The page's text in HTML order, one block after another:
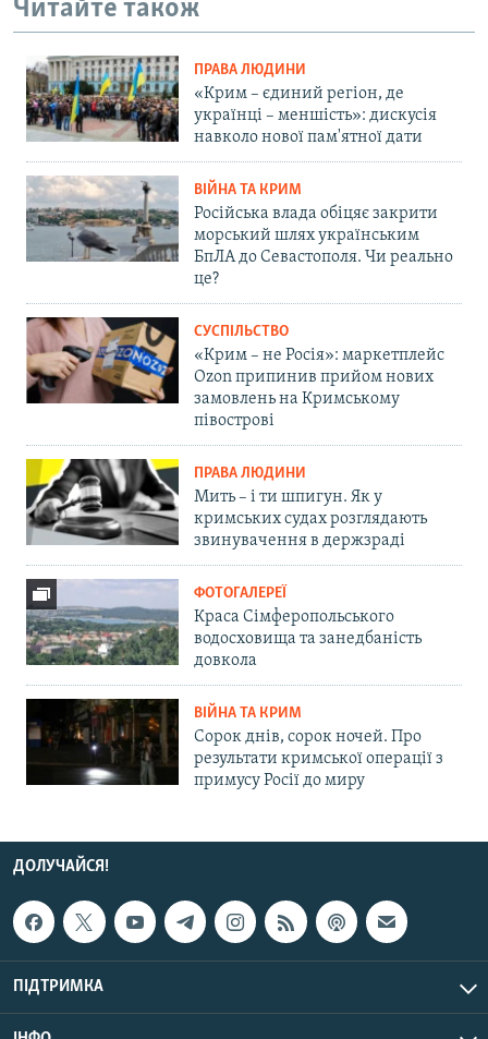
Читайте також
ПРАВА ЛЮДИНИ
«Крим – єдиний регіон, де
українці – меншість»: дискусія
навколо нової пам'ятної дати
ВІЙНА ТА КРИМ
Російська влада обіцяє закрити
морський шлях українським
БпЛА до Севастополя. Чи реально
це?
СУСПІЛЬСТВО
«Крим – не Росія»: маркетплейс
Ozon припинив прийом нових
замовлень на Кримському
півострові
ПРАВА ЛЮДИНИ
Мить – і ти шпигун. Як у
кримських судах розглядають
звинувачення в держзраді
ФОТОГАЛЕРЕЇ
Краса Сімферопольського
водосховища та занедбаність
довкола
ВІЙНА ТА КРИМ
Сорок днів, сорок ночей. Про
результати кримської операції з
примусу Росії до миру
ДОЛУЧАЙСЯ!
ПІДТРИМКА